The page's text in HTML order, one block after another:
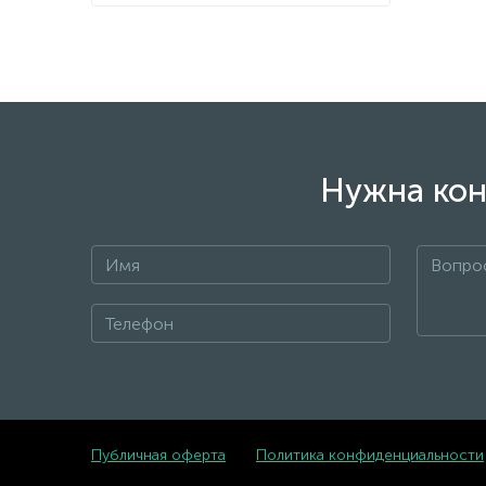
Нужна
Публичная оферта Политика конфиденциальности